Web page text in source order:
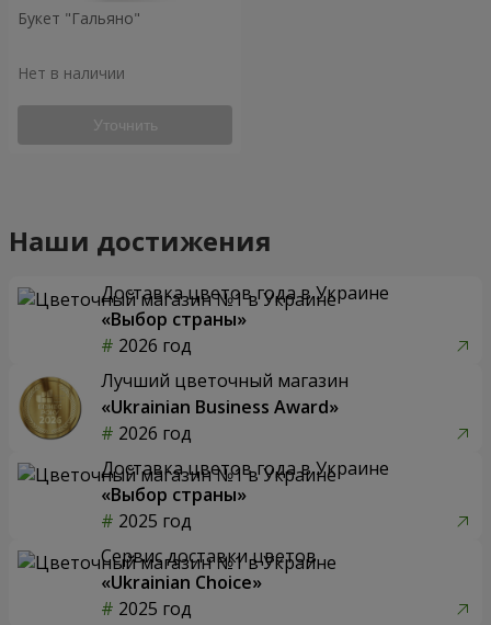
Букет "Гальяно"
Нет в наличии
Уточнить
Наши достижения
Доставка цветов года в Украине
«Выбор страны»
2026 год
Лучший цветочный магазин
«Ukrainian Business Award»
2026 год
Доставка цветов года в Украине
«Выбор страны»
2025 год
Сервис доставки цветов
«Ukrainian Choice»
2025 год